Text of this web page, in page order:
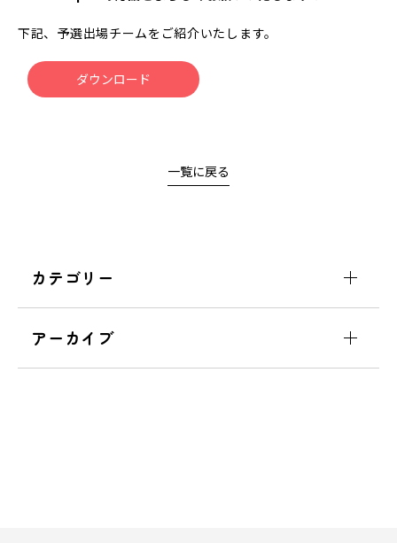
下記、予選出場チームをご紹介いたします。
ダウンロード
一覧に戻る
カテゴリー
アーカイブ